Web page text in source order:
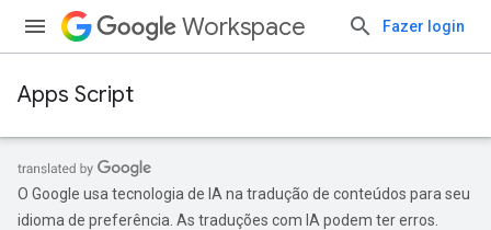
Workspace Fazer login
Apps Script
O Google usa tecnologia de IA na tradução de conteúdos para seu
idioma de preferência. As traduções com IA podem ter erros.